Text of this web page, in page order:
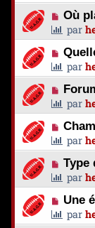
Où
par
par
par
par
Type
par
Une
par